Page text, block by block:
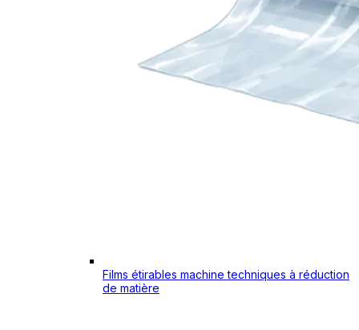
Films étirables machine techniques à réduction
de matière